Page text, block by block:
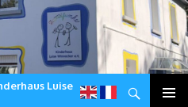
Luise
Suchen